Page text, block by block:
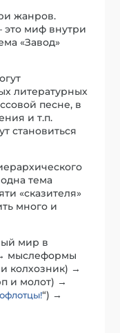
жанров.
это миф внутри
«Завод»
литературных
песне, в
и т.п.
становиться
тема
«сказителя»
много и
мир в
мыслеформы
колхозник) →
и молот) →
“) →